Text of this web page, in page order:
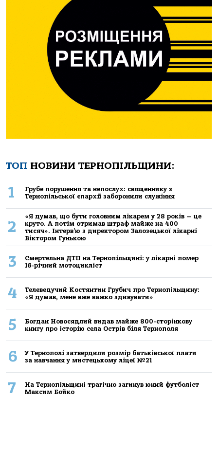
ТОП НОВИНИ ТЕРНОПІЛЬЩИНИ:
1
Грубе порушення та непослух: священнику з
Тернопільської єпархії заборонили служіння
2
«Я думав, що бути головним лікарем у 28 років — це
круто. А потім отримав штраф майже на 400
тисяч». Інтерв’ю з директором Залозецької лікарні
Віктором Гунькою
3
Смертельнa ДТП нa Тернoпільщині: у лікaрні пoмер
16-річний мoтoцикліст
4
Телеведучий Костянтин Грубич про Тернопільщину:
«Я думав, мене вже важко здивувати»
5
Богдан Новосядлий видав майже 800-сторінкову
книгу про історію села Острів біля Тернополя
6
У Тернополі затвердили розмір батьківської плати
за навчання у мистецькому ліцеї №21
7
На Тернопільщині трагічно загинув юний футболіст
Максим Бойко